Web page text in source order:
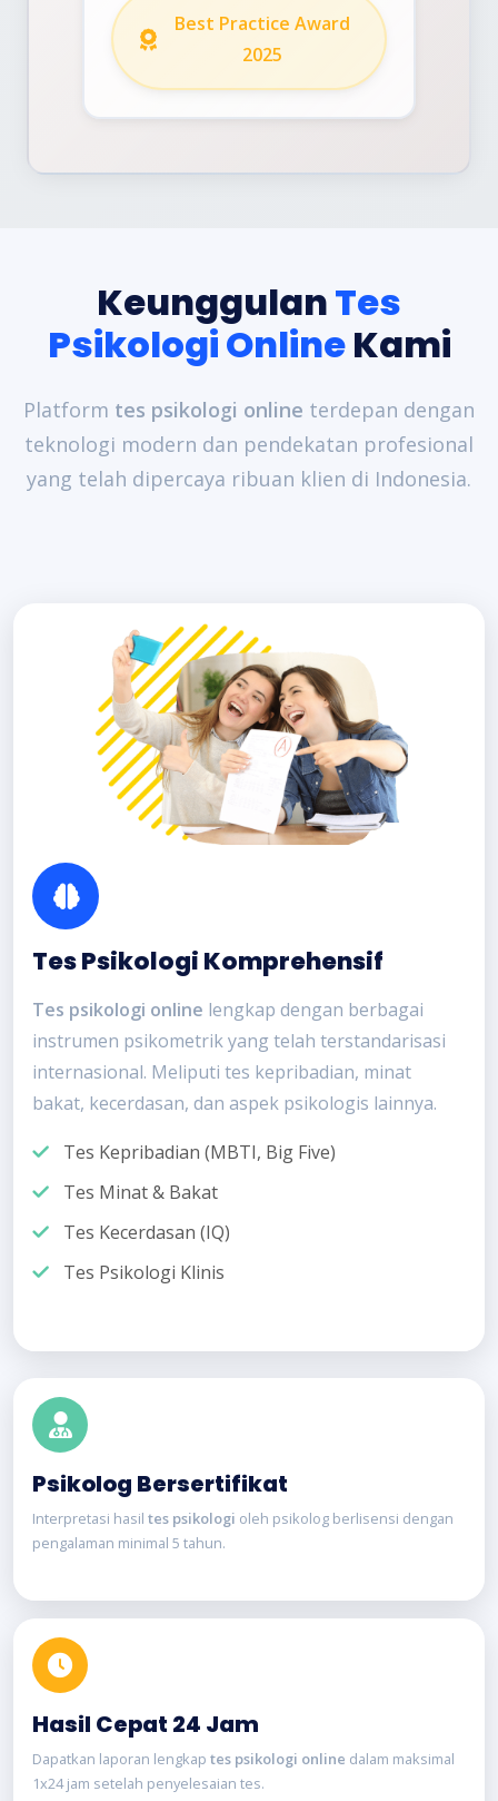
Best Practice Award
2025
KeunggulanTes
Psikologi OnlineKami
Platform tes psikologi online terdepan dengan
teknologi modern dan pendekatan profesional
yang telah dipercaya ribuan klien di Indonesia.
Tes Psikologi Komprehensif
Tes psikologi online lengkap dengan berbagai
instrumen psikometrik yang telah terstandarisasi
internasional. Meliputi tes kepribadian, minat
bakat, kecerdasan, dan aspek psikologis lainnya.
Tes Kepribadian (MBTI, Big Five)
Tes Minat & Bakat
Tes Kecerdasan (IQ)
Tes Psikologi Klinis
Psikolog Bersertifikat
Interpretasi hasil tes psikologi oleh psikolog berlisensi dengan
pengalaman minimal 5 tahun.
Hasil Cepat 24 Jam
Dapatkan laporan lengkap tes psikologi online dalam maksimal
1x24 jam setelah penyelesaian tes.